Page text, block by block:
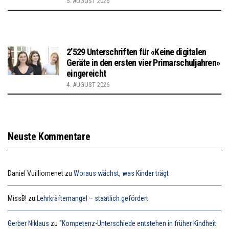
2’529 Unterschriften für «Keine digitalen
Geräte in den ersten vier Primarschuljahren»
eingereicht
4. AUGUST 2026
Neuste Kommentare
Daniel Vuilliomenet zu Woraus wächst, was Kinder trägt
MissB! zu Lehrkräftemangel – staatlich gefördert
Gerber Niklaus zu “Kompetenz-Unterschiede entstehen in früher Kindheit